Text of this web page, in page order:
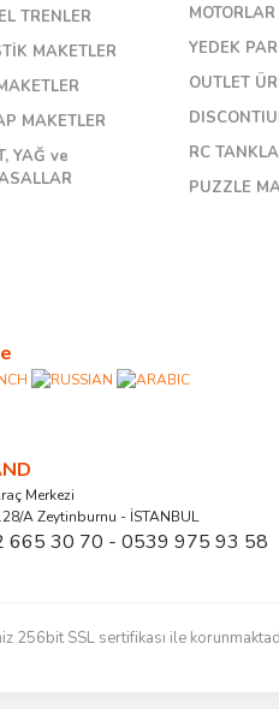
TRENLER
MAKETLER
MAKETLER
YAĞ ve
MOTORLAR
YEDEK
OUTLET
RC
PUZZLE
Merkezi
A Zeytinburnu - İSTANBUL
30 70 - 0539 975 93 58
SSL sertifikası ile